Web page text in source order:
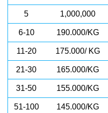
5 1,000,000
6-10 190.000/KG
11-20 175.000/ KG
21-30 165.000/KG
31-50 155.000/KG
51-100 145.000/KG